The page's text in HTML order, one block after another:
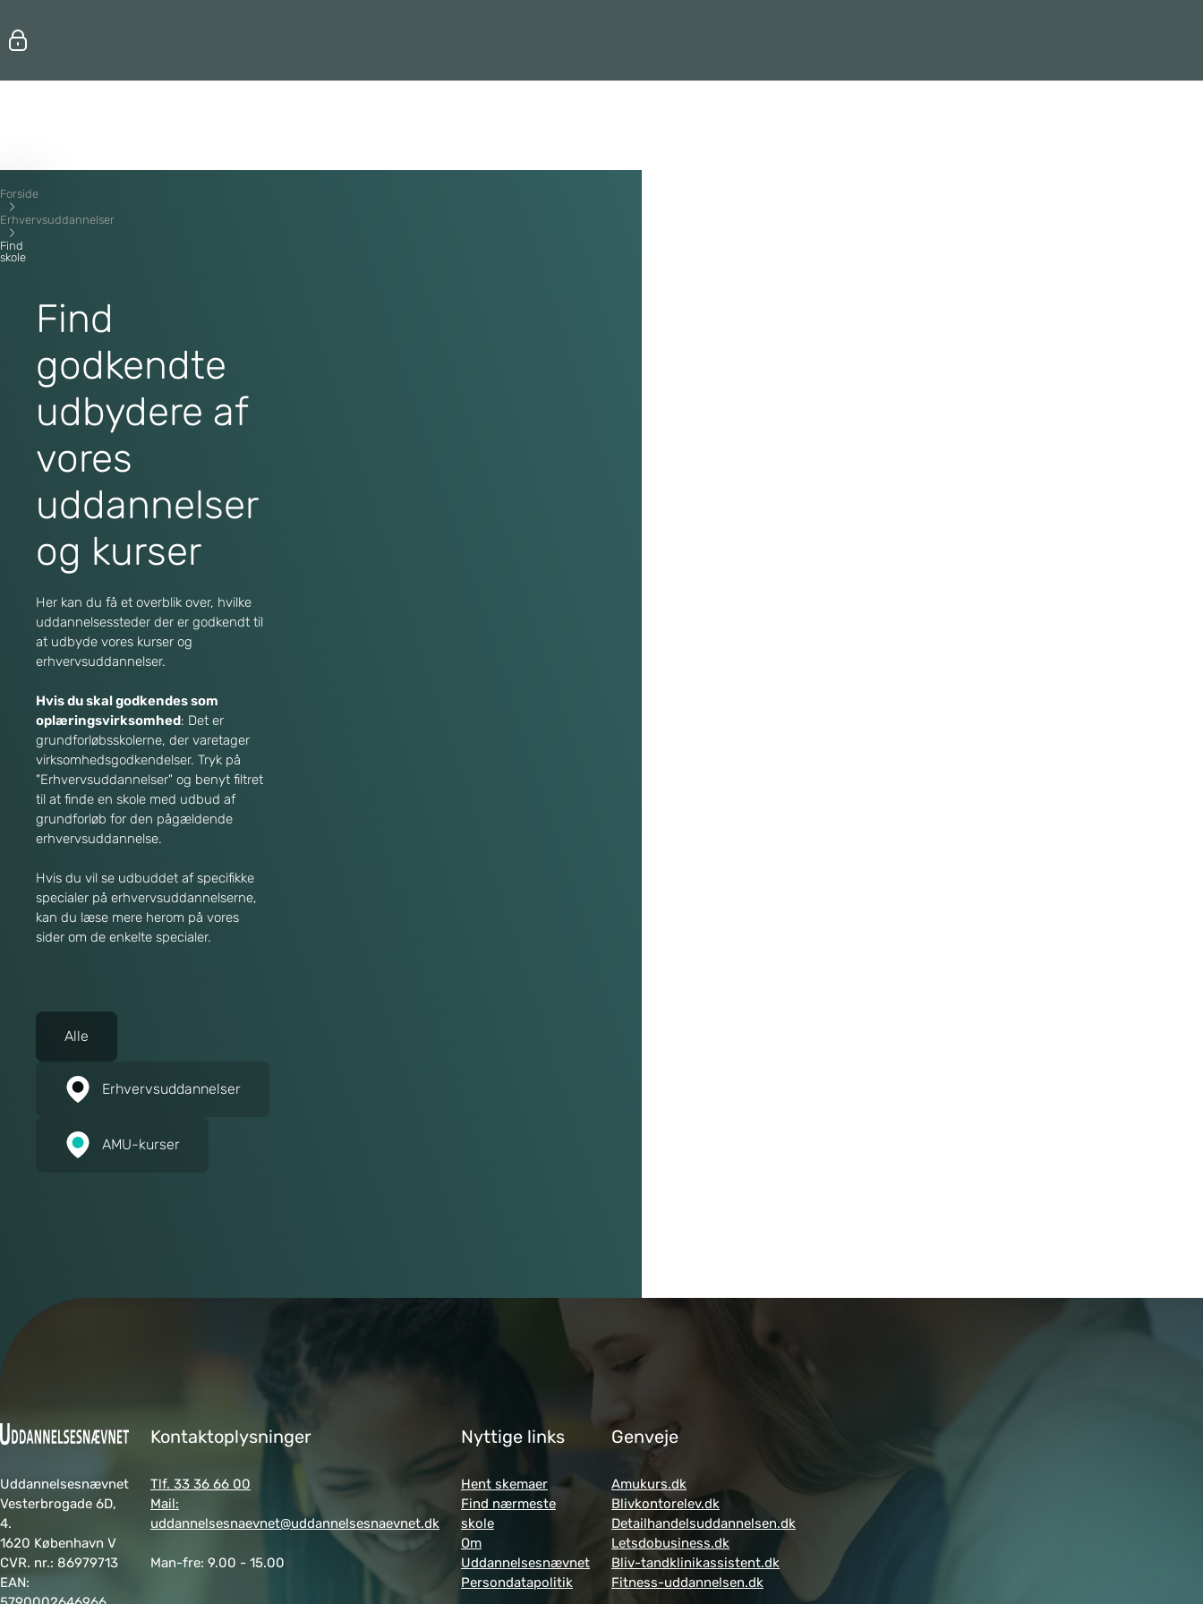
Forside
Erhvervsuddannelser
Find
skole
Find
godkendte
udbydere af
vores
uddannelser
og kurser
Her kan du få et overblik over, hvilke
uddannelsessteder der er godkendt til
at udbyde vores kurser og
erhvervsuddannelser.
Hvis du skal godkendes som
oplæringsvirksomhed: Det er
grundforløbsskolerne, der varetager
virksomhedsgodkendelser. Tryk på
"Erhvervsuddannelser" og benyt filtret
til at finde en skole med udbud af
grundforløb for den pågældende
erhvervsuddannelse.
Hvis du vil se udbuddet af specifikke
specialer på erhvervsuddannelserne,
kan du læse mere herom på vores
sider om de enkelte specialer.
Alle
Erhvervsuddannelser
AMU-kurser
Uddannelsesnævnet
Vesterbrogade 6D,
4.
1620 København V
CVR. nr.: 86979713
EAN:
Kontaktoplysninger
Tlf. 33 36 66 00
Mail:
uddannelsesnaevnet@uddannelsesnaevnet.dk
Man-fre: 9.00 - 15.00
Nyttige links
Hent skemaer
Find nærmeste
skole
Om
Uddannelsesnævnet
Persondatapolitik
Genveje
Amukurs.dk
Blivkontorelev.dk
Detailhandelsuddannelsen.dk
Letsdobusiness.dk
Bliv-tandklinikassistent.dk
Fitness-uddannelsen.dk